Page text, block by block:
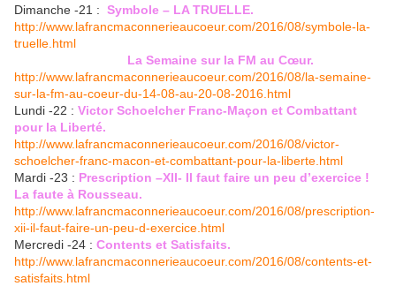
Dimanche -21 : Symbole – LA TRUELLE.
http://www.lafrancmaconnerieaucoeur.com/2016/08/symbole-la-
truelle.html
La Semaine sur la FM au Cœur.
http://www.lafrancmaconnerieaucoeur.com/2016/08/la-semaine-
sur-la-fm-au-coeur-du-14-08-au-20-08-2016.html
Lundi -22 : Victor Schoelcher Franc-Maçon et Combattant
pour la Liberté.
http://www.lafrancmaconnerieaucoeur.com/2016/08/victor-
schoelcher-franc-macon-et-combattant-pour-la-liberte.html
Mardi -23 : Prescription –XII- Il faut faire un peu d’exercice !
La faute à Rousseau.
http://www.lafrancmaconnerieaucoeur.com/2016/08/prescription-
xii-il-faut-faire-un-peu-d-exercice.html
Mercredi -24 : Contents et Satisfaits.
http://www.lafrancmaconnerieaucoeur.com/2016/08/contents-et-
satisfaits.html